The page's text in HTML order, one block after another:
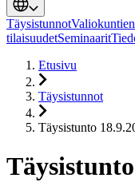
TäysistunnotValiokuntien
tilaisuudetSeminaarit
Etusivu
Täysistunnot
Täysistunto